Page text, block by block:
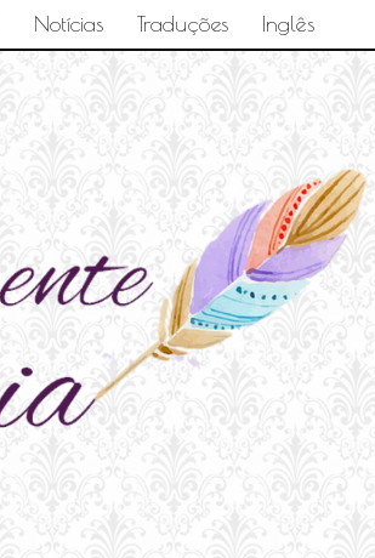
Notícias Traduções Inglês